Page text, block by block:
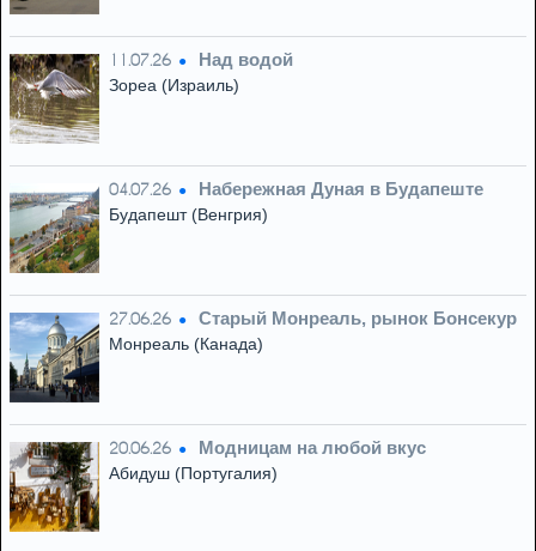
11.07.26 Над водой
Зореа (Израиль)
04.07.26 Набережная Дуная в Будапеште
Будапешт (Венгрия)
27.06.26 Старый Монреаль, рынок Бонсекур
Монреаль (Канада)
20.06.26 Модницам на любой вкус
Абидуш (Португалия)